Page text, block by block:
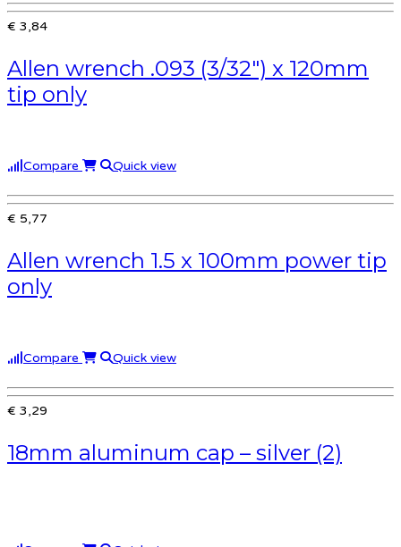
€ 3,84
Allen wrench .093 (3/32″) x 120mm
tip only
Compare Quick view
€ 5,77
Allen wrench 1.5 x 100mm power tip
only
Compare Quick view
€ 3,29
18mm aluminum cap – silver (2)